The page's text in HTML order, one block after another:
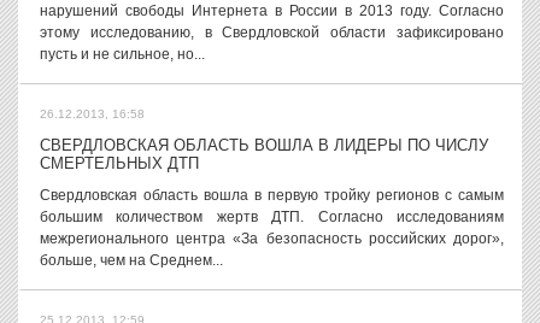
нарушений свободы Интернета в России в 2013 году. Согласно
этому исследованию, в Свердловской области зафиксировано
пусть и не сильное, но...
26.12.2013, 16:58
СВЕРДЛОВСКАЯ ОБЛАСТЬ ВОШЛА В ЛИДЕРЫ ПО ЧИСЛУ
СМЕРТЕЛЬНЫХ ДТП
Свердловская область вошла в первую тройку регионов с самым
большим количеством жертв ДТП. Согласно исследованиям
межрегионального центра «За безопасность российских дорог»,
больше, чем на Среднем...
25.12.2013, 12:59